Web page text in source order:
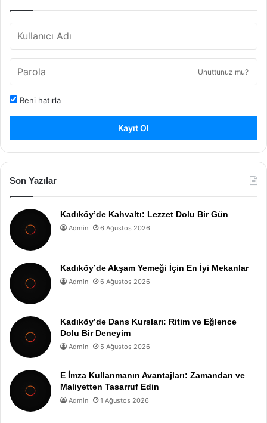
Unuttunuz mu?
Beni hatırla
Kayıt Ol
Son Yazılar
Kadıköy’de Kahvaltı: Lezzet Dolu Bir Gün
Admin 6 Ağustos 2026
Kadıköy’de Akşam Yemeği İçin En İyi Mekanlar
Admin 6 Ağustos 2026
Kadıköy’de Dans Kursları: Ritim ve Eğlence
Dolu Bir Deneyim
Admin 5 Ağustos 2026
E İmza Kullanmanın Avantajları: Zamandan ve
Maliyetten Tasarruf Edin
Admin 1 Ağustos 2026